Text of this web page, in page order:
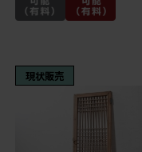
現状販売